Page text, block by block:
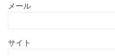
メール
サイト